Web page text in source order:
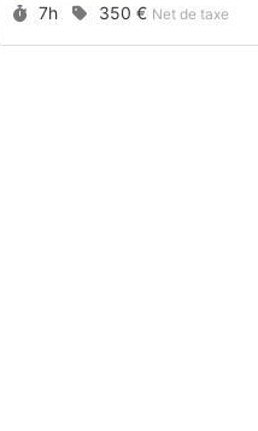
Durée :
7h Prix :
350 € Net de taxe